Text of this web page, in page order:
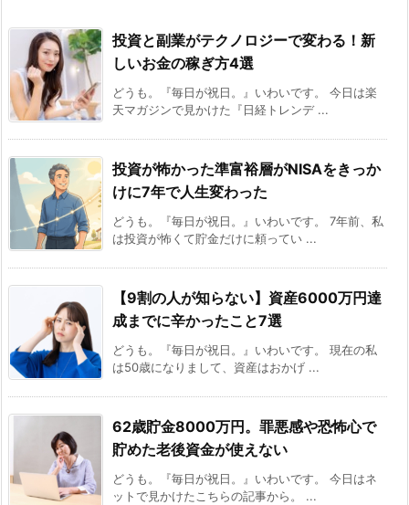
投資と副業がテクノロジーで変わる！新
しいお金の稼ぎ方4選
どうも。『毎日が祝日。』いわいです。 今日は楽
天マガジンで見かけた『日経トレンデ ...
投資が怖かった準富裕層がNISAをきっか
けに7年で人生変わった
どうも。『毎日が祝日。』いわいです。 7年前、私
は投資が怖くて貯金だけに頼ってい ...
【9割の人が知らない】資産6000万円達
成までに辛かったこと7選
どうも。『毎日が祝日。』いわいです。 現在の私
は50歳になりまして、資産はおかげ ...
62歳貯金8000万円。罪悪感や恐怖心で
貯めた老後資金が使えない
どうも。『毎日が祝日。』いわいです。 今日はネ
ットで見かけたこちらの記事から。 ...